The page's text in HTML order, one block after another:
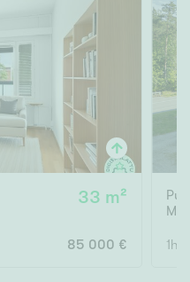
33 m²
85 000 € 1h,